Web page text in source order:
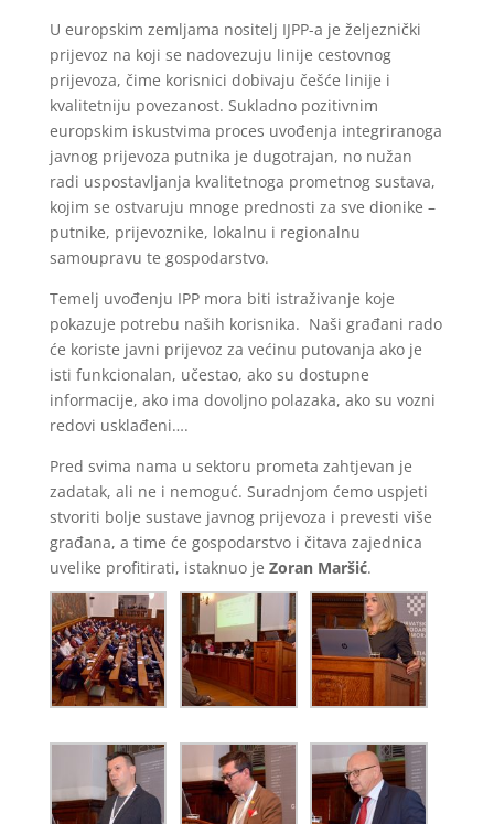
U europskim zemljama nositelj IJPP-a je željeznički
prijevoz na koji se nadovezuju linije cestovnog
prijevoza, čime korisnici dobivaju češće linije i
kvalitetniju povezanost. Sukladno pozitivnim
europskim iskustvima proces uvođenja integriranoga
javnog prijevoza putnika je dugotrajan, no nužan
radi uspostavljanja kvalitetnoga prometnog sustava,
kojim se ostvaruju mnoge prednosti za sve dionike –
putnike, prijevoznike, lokalnu i regionalnu
samoupravu te gospodarstvo.
Temelj uvođenju IPP mora biti istraživanje koje
pokazuje potrebu naših korisnika. Naši građani rado
će koriste javni prijevoz za većinu putovanja ako je
isti funkcionalan, učestao, ako su dostupne
informacije, ako ima dovoljno polazaka, ako su vozni
redovi usklađeni….
Pred svima nama u sektoru prometa zahtjevan je
zadatak, ali ne i nemoguć. Suradnjom ćemo uspjeti
stvoriti bolje sustave javnog prijevoza i prevesti više
građana, a time će gospodarstvo i čitava zajednica
uvelike profitirati, istaknuo je Zoran Maršić.